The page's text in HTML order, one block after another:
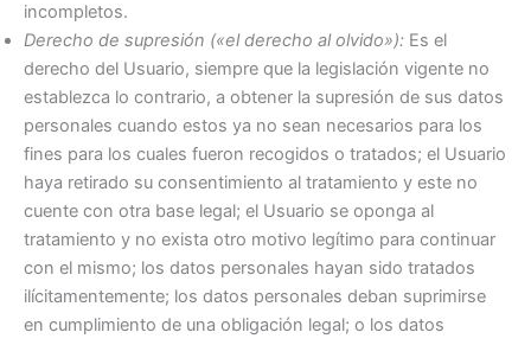
incompletos.
Derecho de supresión («el derecho al olvido»): Es el
derecho del Usuario, siempre que la legislación vigente no
establezca lo contrario, a obtener la supresión de sus datos
personales cuando estos ya no sean necesarios para los
fines para los cuales fueron recogidos o tratados; el Usuario
haya retirado su consentimiento al tratamiento y este no
cuente con otra base legal; el Usuario se oponga al
tratamiento y no exista otro motivo legítimo para continuar
con el mismo; los datos personales hayan sido tratados
ilícitamentemente; los datos personales deban suprimirse
en cumplimiento de una obligación legal; o los datos